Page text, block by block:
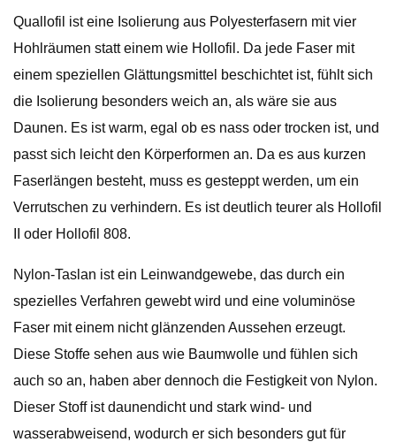
Quallofil ist eine Isolierung aus Polyesterfasern mit vier
Hohlräumen statt einem wie Hollofil. Da jede Faser mit
einem speziellen Glättungsmittel beschichtet ist, fühlt sich
die Isolierung besonders weich an, als wäre sie aus
Daunen. Es ist warm, egal ob es nass oder trocken ist, und
passt sich leicht den Körperformen an. Da es aus kurzen
Faserlängen besteht, muss es gesteppt werden, um ein
Verrutschen zu verhindern. Es ist deutlich teurer als Hollofil
II oder Hollofil 808.
Nylon-Taslan ist ein Leinwandgewebe, das durch ein
spezielles Verfahren gewebt wird und eine voluminöse
Faser mit einem nicht glänzenden Aussehen erzeugt.
Diese Stoffe sehen aus wie Baumwolle und fühlen sich
auch so an, haben aber dennoch die Festigkeit von Nylon.
Dieser Stoff ist daunendicht und stark wind- und
wasserabweisend, wodurch er sich besonders gut für